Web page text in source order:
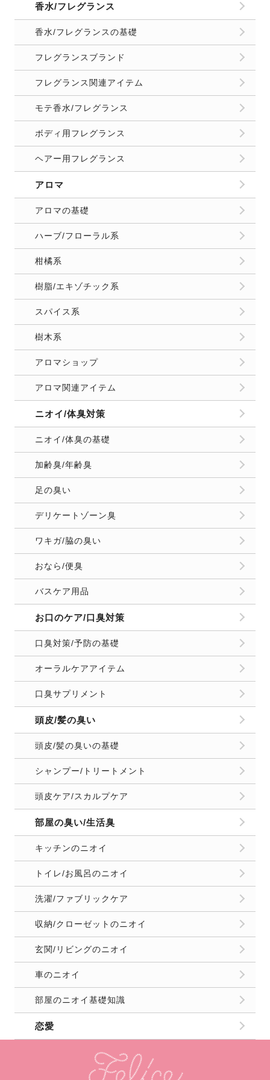
ヘアー用フレグランス
アロマ
アロマの基礎
ハーブ/フローラル系
柑橘系
樹脂/エキゾチック系
スパイス系
樹木系
アロマショップ
アロマ関連アイテム
ニオイ/体臭対策
ニオイ/体臭の基礎
加齢臭/年齢臭
足の臭い
デリケートゾーン臭
ワキガ/脇の臭い
おなら/便臭
バスケア用品
お口のケア/口臭対策
口臭対策/予防の基礎
オーラルケアアイテム
口臭サプリメント
頭皮/髪の臭い
頭皮/髪の臭いの基礎
シャンプー/トリートメント
頭皮ケア/スカルプケア
部屋の臭い/生活臭
キッチンのニオイ
トイレ/お風呂のニオイ
洗濯/ファブリックケア
収納/クローゼットのニオイ
玄関/リビングのニオイ
車のニオイ
部屋のニオイ基礎知識
恋愛
お問合せ 運営者情報